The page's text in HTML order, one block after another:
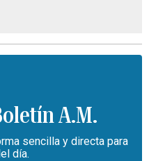
A.M.
sencilla y directa para
día.